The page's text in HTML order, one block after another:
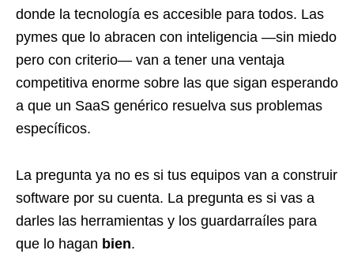
donde la tecnología es accesible para todos. Las
pymes que lo abracen con inteligencia —sin miedo
pero con criterio— van a tener una ventaja
competitiva enorme sobre las que sigan esperando
a que un SaaS genérico resuelva sus problemas
específicos.
La pregunta ya no es si tus equipos van a construir
software por su cuenta. La pregunta es si vas a
darles las herramientas y los guardarraíles para
que lo hagan bien.